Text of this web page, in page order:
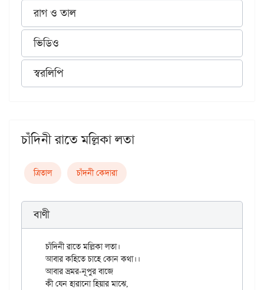
রাগ ও তাল
ভিডিও
স্বরলিপি
চাঁদিনী রাতে মল্লিকা লতা
ত্রিতাল চাঁদনী কেদারা
বাণী
চাঁদিনী রাতে মল্লিকা লতা।
আবার কহিতে চাহে কোন কথা।।
আবার ভ্রমর-নূপুর বাজে
কী যেন হারানো হিয়ার মাঝে,